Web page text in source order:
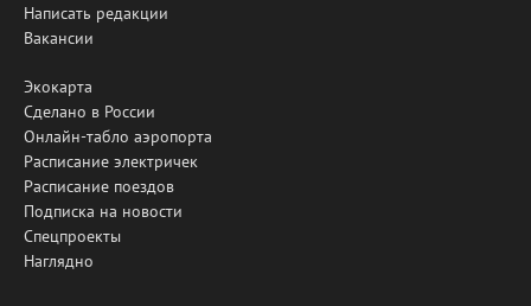
Написать редакции
Вакансии
Экокарта
Сделано в России
Онлайн-табло аэропорта
Расписание электричек
Расписание поездов
Подписка на новости
Спецпроекты
Наглядно